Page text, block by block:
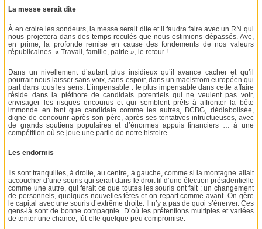
La messe serait dite
À en croire les sondeurs, la messe serait dite et il faudra faire avec un RN qui
nous projettera dans des temps reculés que nous estimions dépassés. Ave,
en prime, la profonde remise en cause des fondements de nos valeurs
républicaines. « Travail, famille, patrie », le retour !
Dans un nivellement d’autant plus insidieux qu’il avance cacher et qu’il
pourrait nous laisser sans voix, sans espoir, dans un maelström européen qui
part dans tous les sens. L’impensable : le plus impensable dans cette affaire
réside dans la pléthore de candidats potentiels qui ne veulent pas voir,
envisager les risques encourus et qui semblent prêts à affronter la bête
immonde en tant que candidate comme les autres, BCBG, dédiabolisée,
digne de concourir après son père, après ses tentatives infructueuses, avec
de grands soutiens populaires et d’énormes appuis financiers … à une
compétition où se joue une partie de notre histoire.
Les endormis
Ils sont tranquilles, à droite, au centre, à gauche, comme si la montagne allait
accoucher d’une souris qui serait dans le droit fil d’une élection présidentielle
comme une autre, qui ferait ce que toutes les souris ont fait : un changement
de personnels, quelques nouvelles têtes et on repart comme avant. On gère
le capital avec une souris d’extrême droite. Il n’y a pas de quoi s’énerver. Ces
gens-là sont de bonne compagnie. D’où les prétentions multiples et variées
de tenter une chance, fût-elle quelque peu compromise.